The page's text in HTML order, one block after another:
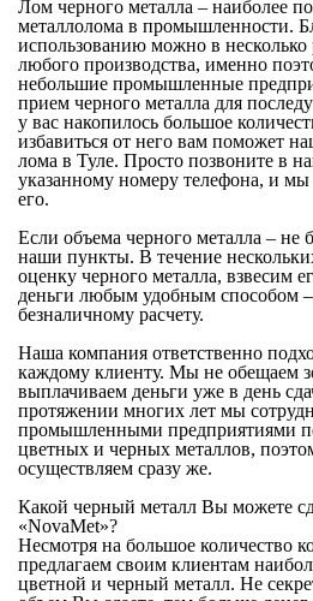
Лом черного металла – наиболее
металлолома в промышленности.
использованию можно в несколько
любого производства, именно
небольшие промышленные
прием черного металла для
у вас накопилось большое
избавиться от него вам поможет
лома в Туле. Просто позвоните в
указанному номеру телефона, и мы
его.
Если объема черного металла – не
наши пункты. В течение
оценку черного металла, взвесим
деньги любым удобным способом
безналичному расчету.
Наша компания ответственно
каждому клиенту. Мы не обещаем
выплачиваем деньги уже в день
протяжении многих лет мы
промышленными предприятиями
цветных и черных металлов,
осуществляем сразу же.
Какой черный металл Вы можете
«NovaMet»?
Несмотря на большое количество
предлагаем своим клиентам
цветной и черный металл. Не